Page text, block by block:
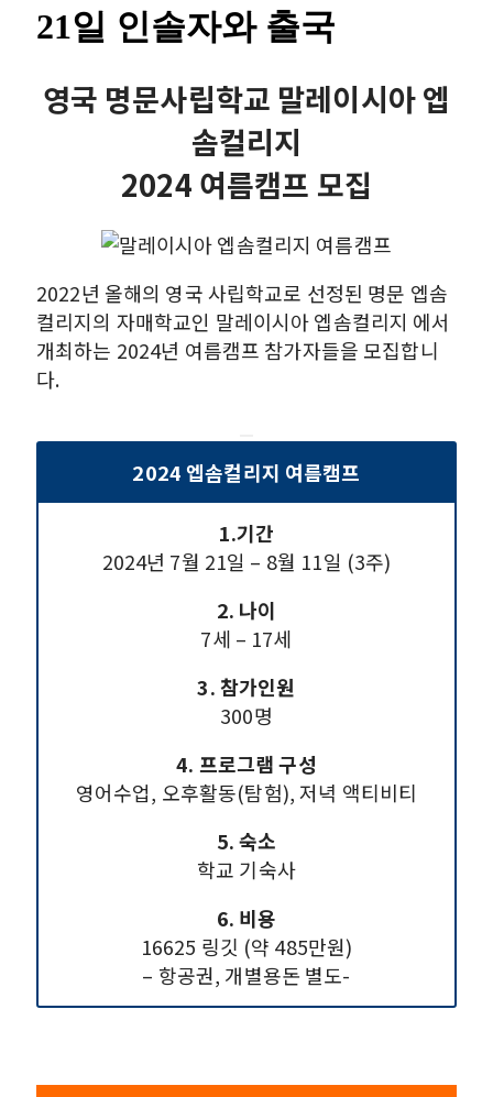
21일 인솔자와 출국
영국 명문사립학교 말레이시아 엡
솜컬리지
2024 여름캠프 모집
2022년 올해의 영국 사립학교로 선정된 명문 엡솜
컬리지의 자매학교인 말레이시아 엡솜컬리지 에서
개최하는 2024년 여름캠프 참가자들을 모집합니
다.
2024 엡솜컬리지 여름캠프
1.기간
2024년 7월 21일 – 8월 11일 (3주)
2. 나이
7세 – 17세
3. 참가인원
300명
4. 프로그램 구성
영어수업, 오후활동(탐험), 저녁 액티비티
5. 숙소
학교 기숙사
6. 비용
16625 링깃 (약 485만원)
– 항공권, 개별용돈 별도-